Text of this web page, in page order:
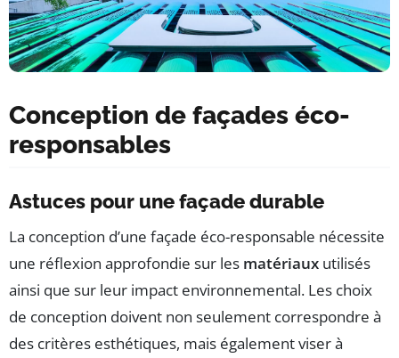
Conception de façades éco-
responsables
Astuces pour une façade durable
La conception d’une façade éco-responsable nécessite
une réflexion approfondie sur les matériaux utilisés
ainsi que sur leur impact environnemental. Les choix
de conception doivent non seulement correspondre à
des critères esthétiques, mais également viser à